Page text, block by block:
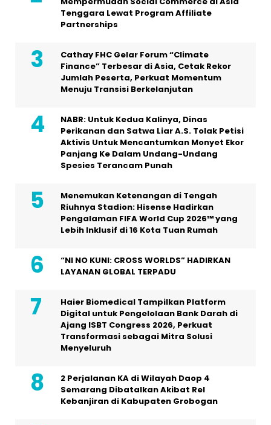
Tenggara Lewat Program Affiliate
Partnerships
Cathay FHC Gelar Forum “Climate
Finance” Terbesar di Asia, Cetak Rekor
Jumlah Peserta, Perkuat Momentum
Menuju Transisi Berkelanjutan
NABR: Untuk Kedua Kalinya, Dinas
Perikanan dan Satwa Liar A.S. Tolak Petisi
Aktivis Untuk Mencantumkan Monyet Ekor
Panjang Ke Dalam Undang-Undang
Spesies Terancam Punah
Menemukan Ketenangan di Tengah
Riuhnya Stadion: Hisense Hadirkan
Pengalaman FIFA World Cup 2026™ yang
Lebih Inklusif di 16 Kota Tuan Rumah
“NI NO KUNI: CROSS WORLDS” HADIRKAN
LAYANAN GLOBAL TERPADU
Haier Biomedical Tampilkan Platform
Digital untuk Pengelolaan Bank Darah di
Ajang ISBT Congress 2026, Perkuat
Transformasi sebagai Mitra Solusi
Menyeluruh
2 Perjalanan KA di Wilayah Daop 4
Semarang Dibatalkan Akibat Rel
Kebanjiran di Kabupaten Grobogan